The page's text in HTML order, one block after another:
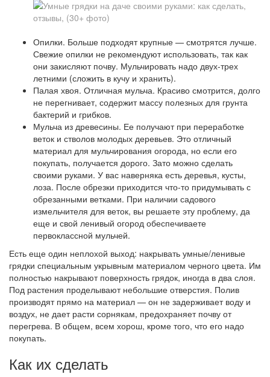
Опилки. Больше подходят крупные — смотрятся лучше.
Свежие опилки не рекомендуют использовать, так как
они закисляют почву. Мульчировать надо двух-трех
летними (сложить в кучу и хранить).
Палая хвоя. Отличная мульча. Красиво смотрится, долго
не перегнивает, содержит массу полезных для грунта
бактерий и грибков.
Мульча из древесины. Ее получают при переработке
веток и стволов молодых деревьев. Это отличный
материал для мульчирования огорода, но если его
покупать, получается дорого. Зато можно сделать
своими руками. У вас наверняка есть деревья, кусты,
лоза. После обрезки приходится что-то придумывать с
обрезанными ветками. При наличии садового
измельчителя для веток, вы решаете эту проблему, да
еще и свой ленивый огород обеспечиваете
первоклассной мульчей.
Есть еще один неплохой выход: накрывать умные/ленивые
грядки специальным укрывным материалом черного цвета. Им
полностью накрывают поверхность грядок, иногда в два слоя.
Под растения проделывают небольшие отверстия. Полив
производят прямо на материал — он не задерживает воду и
воздух, не дает расти сорнякам, предохраняет почву от
перегрева. В общем, всем хорош, кроме того, что его надо
покупать.
Как их сделать